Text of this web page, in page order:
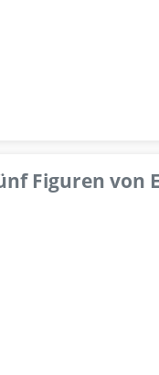
Figuren von